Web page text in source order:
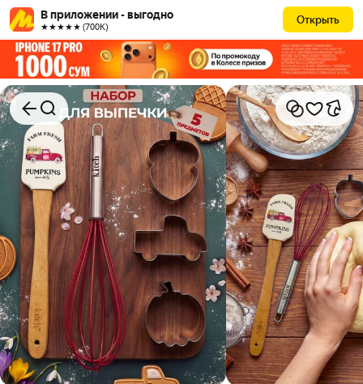
В приложении - выгодно
★★★★★ (700К)
Открыть